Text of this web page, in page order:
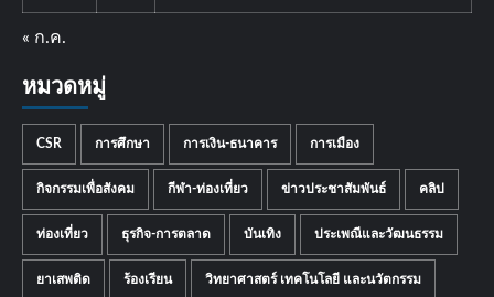
« ก.ค.
หมวดหมู่
CSR การศึกษา การเงิน-ธนาคาร การเมือง
กิจกรรมเพื่อสังคม กีฬา-ท่องเที่ยว ข่าวประชาสัมพันธ์ คลิป
ท่องเที่ยว ธุรกิจ-การตลาด บันเทิง ประเพณีและวัฒนธรรม
ยาเสพติด ร้องเรียน วิทยาศาสตร์ เทคโนโลยี และนวัตกรรม